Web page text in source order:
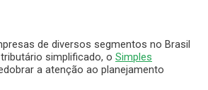
de diversos segmentos no Brasil
simplificado, o Simples
a atenção ao planejamento